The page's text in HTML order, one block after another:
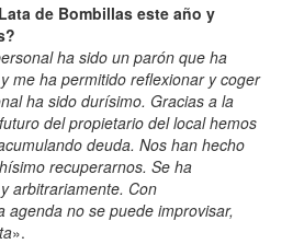
de Bombillas este año y
ha sido un parón que ha
me ha permitido reflexionar y coger
ha sido durísimo. Gracias a la
del propietario del local hemos
deuda. Nos han hecho
recuperarnos. Se ha
arbitrariamente. Con
agenda no se puede improvisar,
».